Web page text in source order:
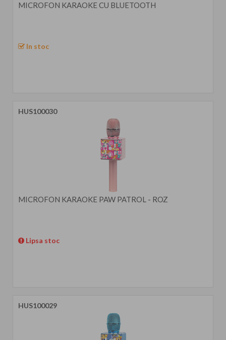
MICROFON KARAOKE CU BLUETOOTH
In stoc
HUS100030
MICROFON KARAOKE PAW PATROL - ROZ
Lipsa stoc
HUS100029